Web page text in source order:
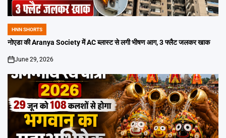
POSTED
IN
HNN SHORTS
नोएडा की Aranya Society में AC ब्लास्ट से लगी भीषण आग, 3 फ्लैट जलकर खाक
on
June 29, 2026